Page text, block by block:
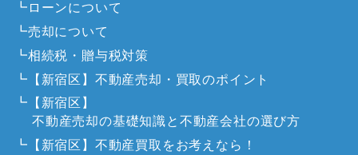
┗ローンについて
┗売却について
┗相続税・贈与税対策
┗【新宿区】不動産売却・買取のポイント
┗【新宿区】
不動産売却の基礎知識と不動産会社の選び方
┗【新宿区】不動産買取をお考えなら！